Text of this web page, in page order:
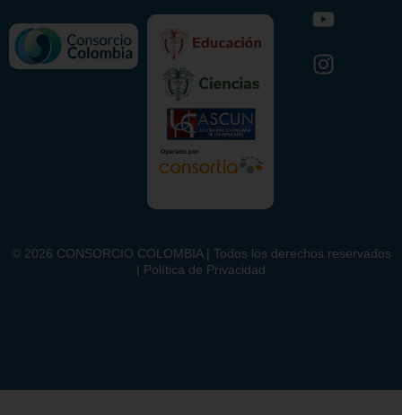
© 2026 CONSORCIO COLOMBIA | Todos los derechos reservados
| Política de Privacidad